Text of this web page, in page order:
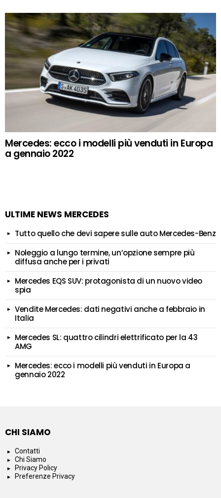
Mercedes: ecco i modelli più venduti in Europa
a gennaio 2022
ULTIME NEWS MERCEDES
Tutto quello che devi sapere sulle auto Mercedes-Benz
Noleggio a lungo termine, un’opzione sempre più
diffusa anche per i privati
Mercedes EQS SUV: protagonista di un nuovo video
spia
Vendite Mercedes: dati negativi anche a febbraio in
Italia
Mercedes SL: quattro cilindri elettrificato per la 43
AMG
Mercedes: ecco i modelli più venduti in Europa a
gennaio 2022
CHI SIAMO
Contatti
Chi Siamo
Privacy Policy
Preferenze Privacy